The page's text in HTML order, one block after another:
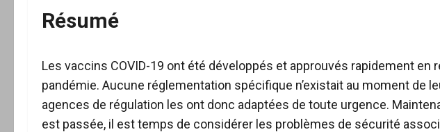
Résumé
Les vaccins COVID-19 ont été développés et approuvés rapidement en
pandémie. Aucune réglementation spécifique n’existait au moment de
agences de régulation les ont donc adaptées de toute urgence.
est passée, il est temps de considérer les problèmes de sécurité